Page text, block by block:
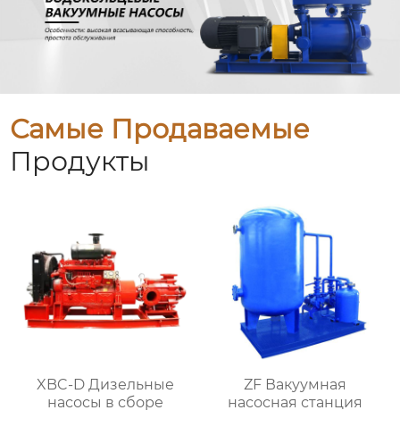
Самые Продаваемые
Продукты
XBC-D Дизельные
насосы в сборе
ZF Вакуумная
насосная станция